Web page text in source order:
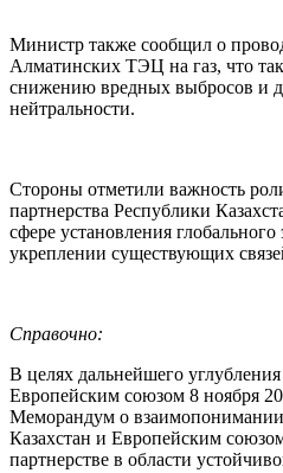
Министр также сообщил о
Алматинских ТЭЦ на газ, что
снижению вредных выбросов и
нейтральности.
Стороны отметили важность
партнерства Республики
сфере установления глобального
укреплении существующих
Справочно:
В целях дальнейшего углубления
Европейским союзом 8 ноября
Меморандум о
Казахстан и Европейским
партнерстве в области